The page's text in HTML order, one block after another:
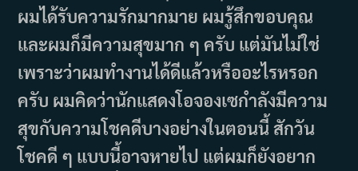
ผมได้รับความรักมากมาย ผมรู้สึกขอบคุณ
และผมก็มีความสุขมาก ๆ ครับ แต่มันไม่ใช่
เพราะว่าผมทำงานได้ดีแล้วหรืออะไรหรอก
ครับ ผมคิดว่านักแสดงโอจองเซกำลังมีความ
สุขกับความโชคดีบางอย่างในตอนนี้ สักวัน
โชคดี ๆ แบบนี้อาจหายไป แต่ผมก็ยังอยาก